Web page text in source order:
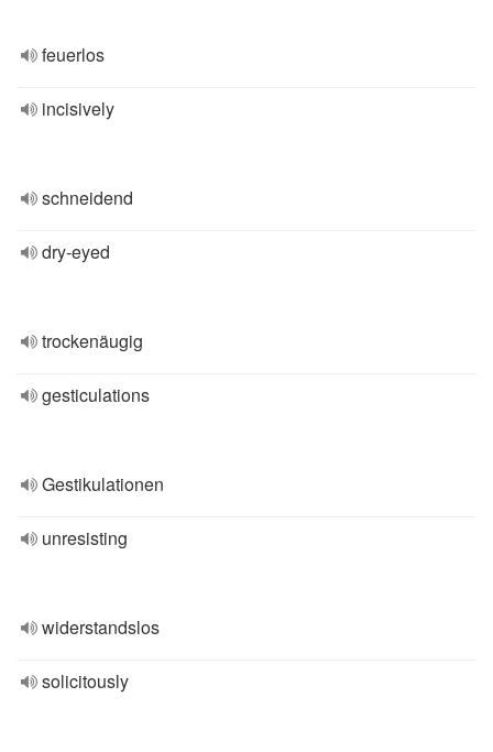
feuerlos
incisively
schneidend
dry-eyed
trockenäugig
gesticulations
Gestikulationen
unresisting
widerstandslos
solicitously